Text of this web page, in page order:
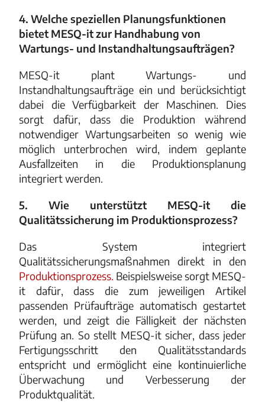
4. Welche speziellen Planungsfunktionen
bietet MESQ-it zur Handhabung von
Wartungs- und Instandhaltungsaufträgen?
MESQ-it plant Wartungs- und
Instandhaltungsaufträge ein und berücksichtigt
dabei die Verfügbarkeit der Maschinen. Dies
sorgt dafür, dass die Produktion während
notwendiger Wartungsarbeiten so wenig wie
möglich unterbrochen wird, indem geplante
Ausfallzeiten in die Produktionsplanung
integriert werden.
5. Wie unterstützt MESQ-it die
Qualitätssicherung im Produktionsprozess?
Das System integriert
Qualitätssicherungsmaßnahmen direkt in den
Produktionsprozess. Beispielsweise sorgt MESQ-
it dafür, dass die zum jeweiligen Artikel
passenden Prüfaufträge automatisch gestartet
werden, und zeigt die Fälligkeit der nächsten
Prüfung an. So stellt MESQ-it sicher, dass jeder
Fertigungsschritt den Qualitätsstandards
entspricht und ermöglicht eine kontinuierliche
Überwachung und Verbesserung der
Produktqualität.